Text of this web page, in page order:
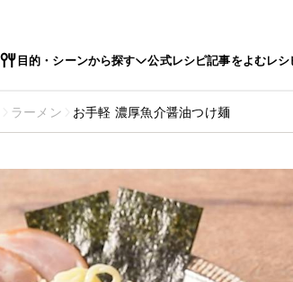
目的・シーンから探す 公式レシピ記事をよむレシ
ラーメン お手軽 濃厚魚介醤油つけ麺